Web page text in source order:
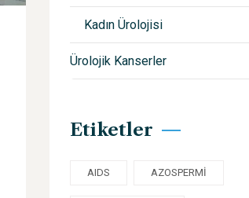
Kadın Ürolojisi
Ürolojik Kanserler
Etiketler
AIDS AZOSPERMI